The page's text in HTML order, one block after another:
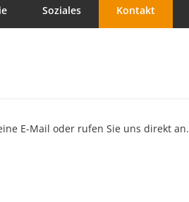
Soziales Kontakt
E-Mail oder rufen Sie uns direkt an.